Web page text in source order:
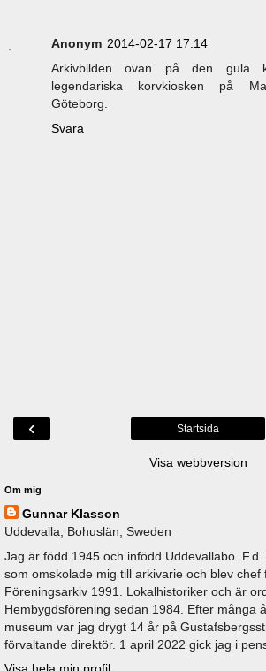
Anonym 2014-02-17 17:14
Arkivbilden ovan på den gula
legendariska korvkiosken på
Göteborg.
Svara
‹ Startsida
Visa webbversion
Om mig
Gunnar Klasson
Uddevalla, Bohuslän, Sweden
Jag är född 1945 och infödd Uddevallabo. F.d.
som omskolade mig till arkivarie och blev chef
Föreningsarkiv 1991. Lokalhistoriker och är
Hembygdsförening sedan 1984. Efter många
museum var jag drygt 14 år på
förvaltande direktör. 1 april 2022 gick jag i